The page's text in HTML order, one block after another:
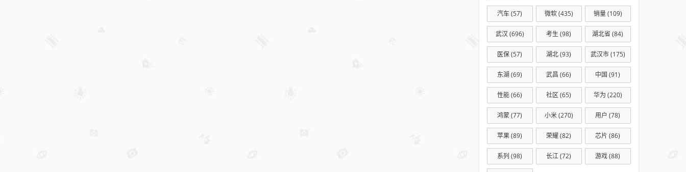
汽车(57) 微软(435) 销量(109)
武汉 (696) 考生 (98) 湖北省 (84)
医保(57) 湖北(93) 武汉市(175)
东湖 (69) 武昌 (66) 中国 (91)
性能(66) 社区 (65) 华为 (220)
鸿蒙(77) 小米(270) 用户 (78)
苹果(89) 荣耀(82) 芯片 (86)
系列 (98) 长江(72) 游戏(88)